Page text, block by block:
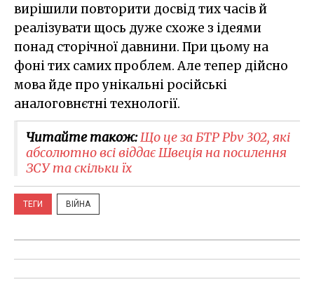
вирішили повторити досвід тих часів й
реалізувати щось дуже схоже з ідеями
понад сторічної давнини. При цьому на
фоні тих самих проблем. Але тепер дійсно
мова йде про унікальні російські
аналоговнєтні технології.
Читайте також:Що це за БТР Pbv 302, які
абсолютно всі віддає Швеція на посилення
ЗСУ та скільки їх
ТЕГИ ВІЙНА